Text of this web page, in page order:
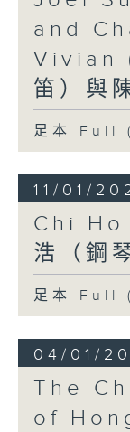
and
Vivian
笛）與
足本 Full
11/01/
Chi Ho
浩（鋼
足本 Full
04/01/
The
of